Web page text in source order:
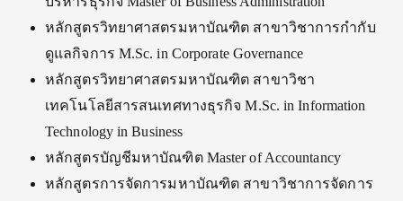
หลักสูตรวิทยาศาสตรมหาบัณฑิต สาขาวิชาการกำกับ
ดูแลกิจการ M.Sc. in Corporate Governance
หลักสูตรวิทยาศาสตรมหาบัณฑิต สาขาวิชา
เทคโนโลยีสารสนเทศทางธุรกิจ M.Sc. in Information
Technology in Business
หลักสูตรบัญชีมหาบัณฑิต Master of Accountancy
หลักสูตรการจัดการมหาบัณฑิต สาขาวิชาการจัดการ